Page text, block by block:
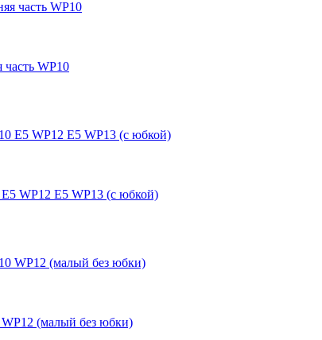
WP10
WP12 Е5 WP13 (с юбкой)
(малый без юбки)